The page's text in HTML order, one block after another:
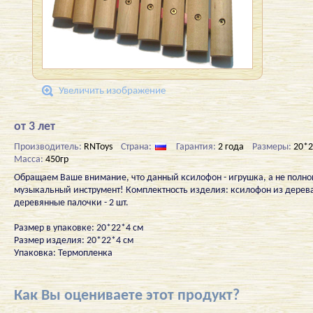
Увеличить изображение
от 3 лет
Производитель: RNToys Страна: Гарантия: 2 года Размеры:
Масса: 450гр
Обращаем Ваше внимание, что данный ксилофон - игрушка, а не
музыкальный инструмент! Комплектность изделия: ксилофон из
деревянные палочки - 2 шт.
Размер в упаковке: 20*22*4 см
Размер изделия: 20*22*4 см
Упаковка: Термопленка
Как Вы оцениваете этот продукт?